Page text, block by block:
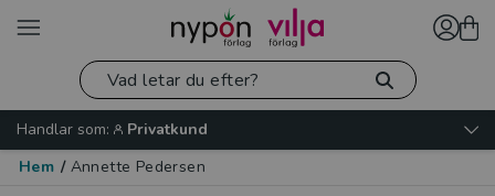
Handlar som:
Privatkund
Hem / Annette Pedersen